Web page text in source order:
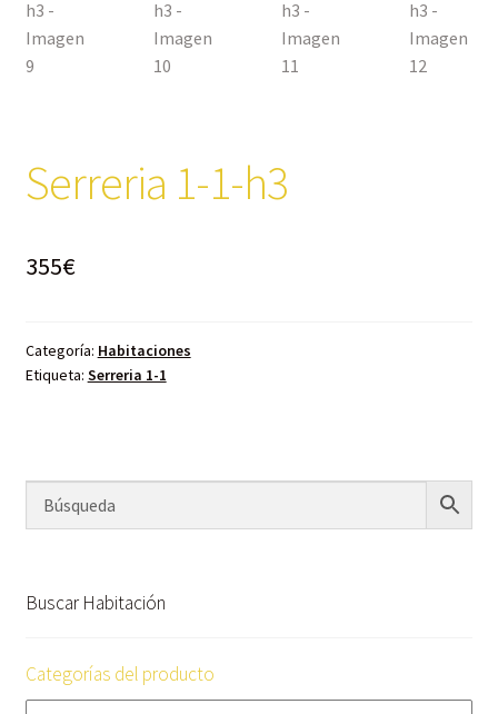
Serreria 1-1-h3
355€
Categoría: Habitaciones
Etiqueta: Serreria 1-1
Buscar Habitación
Categorías del producto